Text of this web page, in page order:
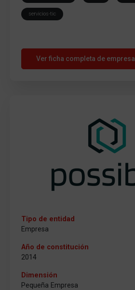
servicios-tic
Ver ficha completa de empresa
Tipo de entidad
Empresa
Año de constitución
2014
Dimensión
Pequeña Empresa